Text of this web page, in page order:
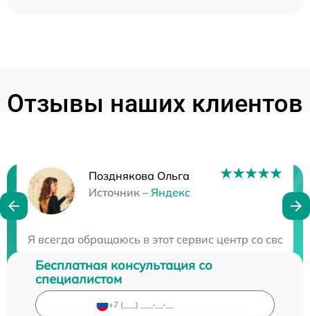
Отзывы наших клиентов
Позднякова Ольга
Источник – Яндекс
Я всегда обращаюсь в этот сервис центр со своей
Нужна консультация?
Бесплатная консультация со
специалистом